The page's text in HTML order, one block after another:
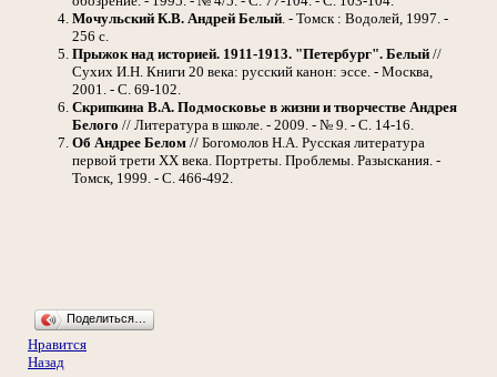
Мочульский К.В. Андрей Белый. - Томск : Водолей, 1997. -
256 с.
Прыжок над историей. 1911-1913. "Петербург". Белый //
Сухих И.Н. Книги 20 века: русский канон: эссе. - Москва,
2001. - С. 69-102.
Скрипкина В.А. Подмосковье в жизни и творчестве Андрея
Белого // Литература в школе. - 2009. - № 9. - С. 14-16.
Об Андрее Белом // Богомолов Н.А. Русская литература
первой трети ХХ века. Портреты. Проблемы. Разыскания. -
Томск, 1999. - С. 466-492.
Поделиться…
Нравится
Назад